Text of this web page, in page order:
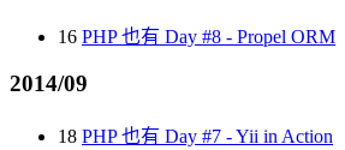
16 PHP 也有 Day #8 - Propel ORM
2014/09
18 PHP 也有 Day #7 - Yii in Action